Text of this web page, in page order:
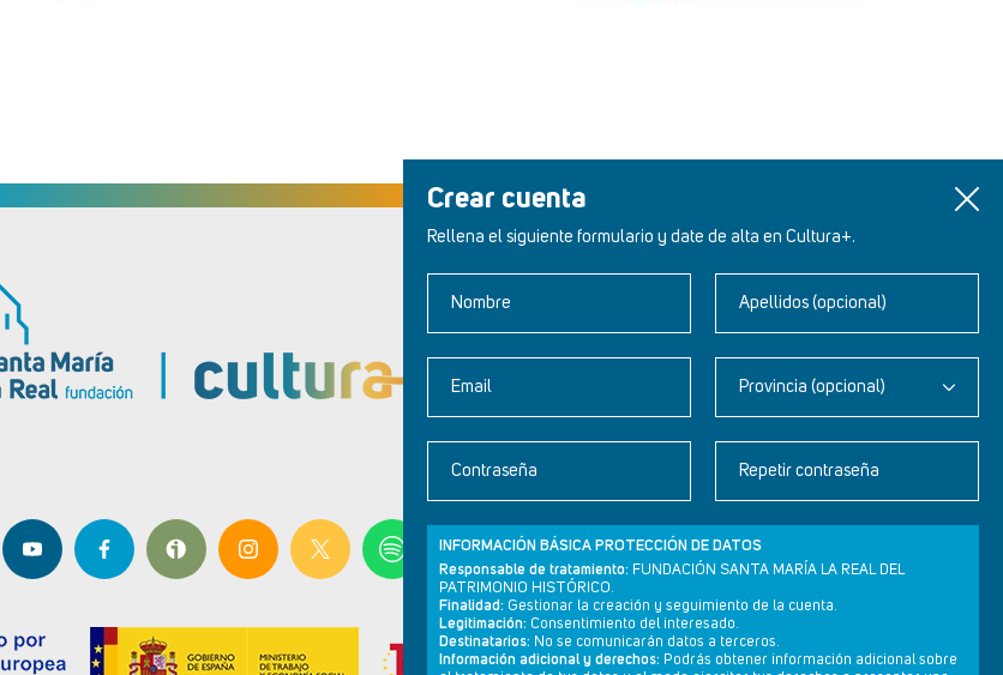
Crear cuenta
Rellena el siguiente formulario y date de alta en Cultura+.
Nombre Apellidos (opcional)
Email Provincia (opcional)
Contraseña Repetir contraseña
INFORMACIÓN BÁSICA PROTECCIÓN DE DATOS
Responsable de tratamiento: FUNDACIÓN SANTA MARÍA LA REAL DEL
PATRIMONIO HISTÓRICO.
Finalidad: Gestionar la creación y seguimiento de la cuenta.
Legitimación: Consentimiento del interesado.
Destinatarios: No se comunicarán datos a terceros.
Información adicional y derechos: Podrás obtener información adicional sobre
Newsletter
Aviso legal
Política de privacidad
Política de cookies